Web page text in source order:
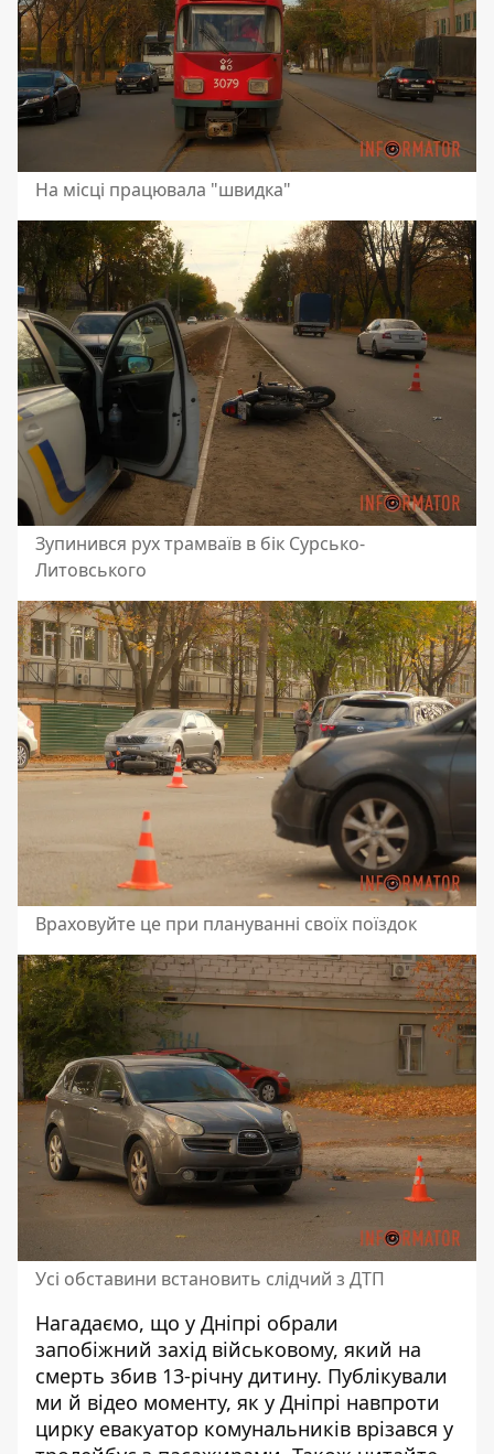
На місці працювала "швидка"
Зупинився рух трамваїв в бік Сурсько-
Литовського
Враховуйте це при плануванні своїх поїздок
Усі обставини встановить слідчий з ДТП
Нагадаємо, що у Дніпрі обрали
запобіжний захід військовому, який на
смерть збив 13-річну дитину. Публікували
ми й відео моменту, як у Дніпрі навпроти
цирку евакуатор комунальників врізався у